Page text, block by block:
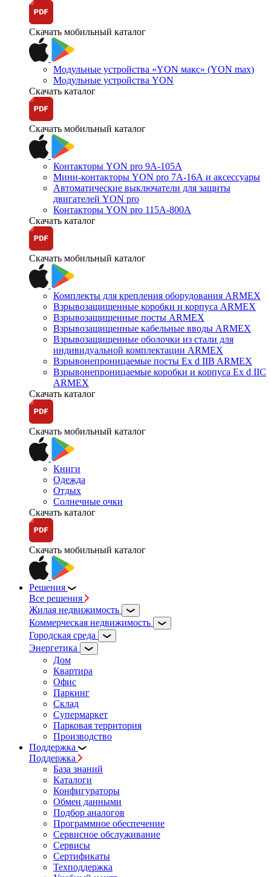
Скачать мобильный каталог
Модульные устройства «YON макс» (YON max)
Модульные устройства YON
Скачать каталог
Скачать мобильный каталог
Контакторы YON pro 9А-105А
Мини-контакторы YON pro 7А-16А и аксессуары
Автоматические выключатели для защиты
двигателей YON pro
Контакторы YON pro 115А-800А
Скачать каталог
Скачать мобильный каталог
Комплекты для крепления оборудования ARMEX
Взрывозащищенные коробки и корпуса ARMEX
Взрывозащищенные посты ARMEX
Взрывозащищенные кабельные вводы ARMEX
Взрывозащищенные оболочки из стали для
индивидуальной комплектации ARMEX
Взрывонепроницаемые посты Ex d IIB ARMEX
Взрывонепроницаемые коробки и корпуса Ex d IIС
ARMEX
Скачать каталог
Скачать мобильный каталог
Книги
Одежда
Отдых
Солнечные очки
Скачать каталог
Скачать мобильный каталог
Решения
Все решения
Жилая недвижимость
Коммерческая недвижимость
Городская среда
Энергетика
Дом
Квартира
Офис
Паркинг
Склад
Супермаркет
Парковая территория
Производство
Поддержка
Поддержка
База знаний
Каталоги
Конфигураторы
Обмен данными
Подбор аналогов
Программное обеспечение
Сервисное обслуживание
Сервисы
Сертификаты
Техподдержка